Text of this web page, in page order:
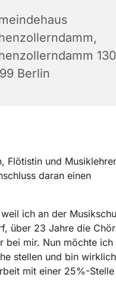
Berlin
Flötistin und
daran einen
ich an der
über 23 Jahre die
bei mir. Nun möchte ich
stellen und bin wirklich
mit einer 25%-Stelle